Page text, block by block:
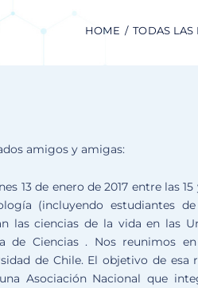
HOME TODAS LAS
amigos y amigas:
13 de enero de 2017 entre las
(incluyendo estudiantes
las ciencias de la vida en las
de Ciencias . Nos reunimos
de Chile. El objetivo de
Asociación Nacional que